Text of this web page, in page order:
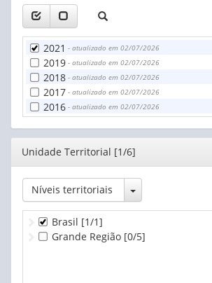
2021 - atualizado em 02/07/2026
2019 - atualizado em 02/07/2026
2018 - atualizado em 02/07/2026
2017 - atualizado em 02/07/2026
2016 - atualizado em 02/07/2026
Editor
Unidade Territorial [1/6]
Níveis territoriais Toggle Dropdown
Brasil [1/1]
Grande Região [0/5]